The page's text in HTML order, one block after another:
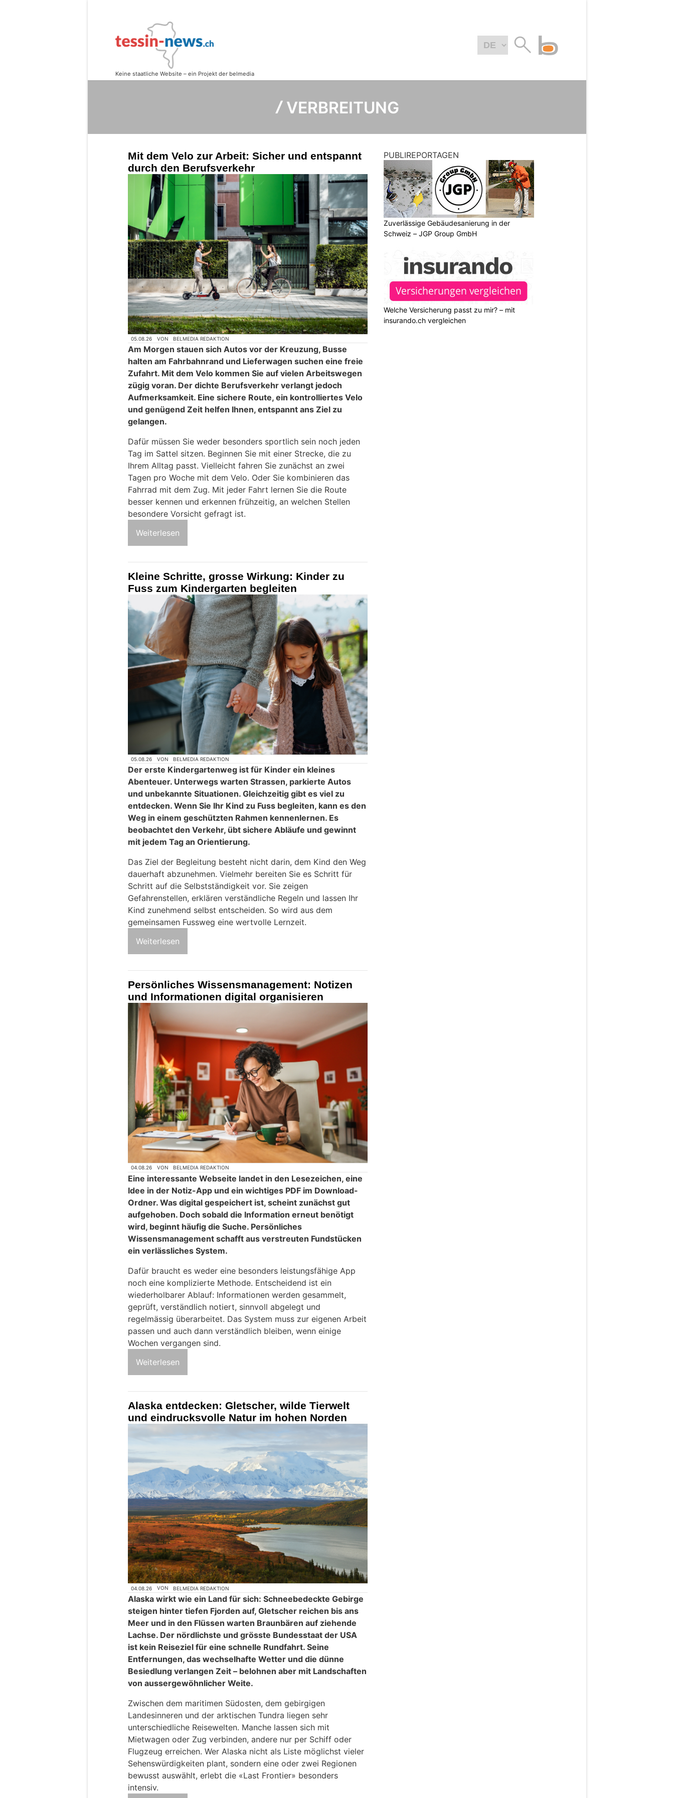
Ⳇ VERBREITUNG
Mit dem Velo zur Arbeit: Sicher und entspannt
durch den Berufsverkehr
05.08.26 VON BELMEDIA REDAKTION
Am Morgen stauen sich Autos vor der Kreuzung, Busse
halten am Fahrbahnrand und Lieferwagen suchen eine freie
Zufahrt. Mit dem Velo kommen Sie auf vielen Arbeitswegen
zügig voran. Der dichte Berufsverkehr verlangt jedoch
Aufmerksamkeit. Eine sichere Route, ein kontrolliertes Velo
und genügend Zeit helfen Ihnen, entspannt ans Ziel zu
gelangen.
Dafür müssen Sie weder besonders sportlich sein noch jeden
Tag im Sattel sitzen. Beginnen Sie mit einer Strecke, die zu
Ihrem Alltag passt. Vielleicht fahren Sie zunächst an zwei
Tagen pro Woche mit dem Velo. Oder Sie kombinieren das
Fahrrad mit dem Zug. Mit jeder Fahrt lernen Sie die Route
besser kennen und erkennen frühzeitig, an welchen Stellen
besondere Vorsicht gefragt ist.
Weiterlesen
Kleine Schritte, grosse Wirkung: Kinder zu
Fuss zum Kindergarten begleiten
05.08.26 VON BELMEDIA REDAKTION
Der erste Kindergartenweg ist für Kinder ein kleines
Abenteuer. Unterwegs warten Strassen, parkierte Autos
und unbekannte Situationen. Gleichzeitig gibt es viel zu
entdecken. Wenn Sie Ihr Kind zu Fuss begleiten, kann es den
Weg in einem geschützten Rahmen kennenlernen. Es
beobachtet den Verkehr, übt sichere Abläufe und gewinnt
mit jedem Tag an Orientierung.
Das Ziel der Begleitung besteht nicht darin, dem Kind den Weg
dauerhaft abzunehmen. Vielmehr bereiten Sie es Schritt für
Schritt auf die Selbstständigkeit vor. Sie zeigen
Gefahrenstellen, erklären verständliche Regeln und lassen Ihr
Kind zunehmend selbst entscheiden. So wird aus dem
gemeinsamen Fussweg eine wertvolle Lernzeit.
Weiterlesen
Persönliches Wissensmanagement: Notizen
und Informationen digital organisieren
04.08.26 VON BELMEDIA REDAKTION
Eine interessante Webseite landet in den Lesezeichen, eine
Idee in der Notiz-App und ein wichtiges PDF im Download-
Ordner. Was digital gespeichert ist, scheint zunächst gut
aufgehoben. Doch sobald die Information erneut benötigt
wird, beginnt häufig die Suche. Persönliches
Wissensmanagement schafft aus verstreuten Fundstücken
ein verlässliches System.
Dafür braucht es weder eine besonders leistungsfähige App
noch eine komplizierte Methode. Entscheidend ist ein
wiederholbarer Ablauf: Informationen werden gesammelt,
geprüft, verständlich notiert, sinnvoll abgelegt und
regelmässig überarbeitet. Das System muss zur eigenen Arbeit
passen und auch dann verständlich bleiben, wenn einige
Wochen vergangen sind.
Weiterlesen
Alaska entdecken: Gletscher, wilde Tierwelt
und eindrucksvolle Natur im hohen Norden
04.08.26 VON BELMEDIA REDAKTION
Alaska wirkt wie ein Land für sich: Schneebedeckte Gebirge
steigen hinter tiefen Fjorden auf, Gletscher reichen bis ans
Meer und in den Flüssen warten Braunbären auf ziehende
Lachse. Der nördlichste und grösste Bundesstaat der USA
ist kein Reiseziel für eine schnelle Rundfahrt. Seine
Entfernungen, das wechselhafte Wetter und die dünne
Besiedlung verlangen Zeit – belohnen aber mit Landschaften
von aussergewöhnlicher Weite.
Zwischen dem maritimen Südosten, dem gebirgigen
Landesinneren und der arktischen Tundra liegen sehr
unterschiedliche Reisewelten. Manche lassen sich mit
Mietwagen oder Zug verbinden, andere nur per Schiff oder
Flugzeug erreichen. Wer Alaska nicht als Liste möglichst vieler
Sehenswürdigkeiten plant, sondern eine oder zwei Regionen
bewusst auswählt, erlebt die «Last Frontier» besonders
intensiv.
PUBLIREPORTAGEN
Zuverlässige Gebäudesanierung in der
Schweiz – JGP Group GmbH
Welche Versicherung passt zu mir? – mit
insurando.ch vergleichen